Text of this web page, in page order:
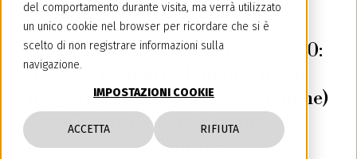
del comportamento durante visita, ma verrà utilizzato
un unico cookie nel browser per ricordare che si è
scelto di non registrare informazioni sulla
navigazione.
IMPOSTAZIONI COOKIE
ACCETTA RIFIUTA
28 maggio 2020
Corte di Cassazione, n. 8433/2020:
il progetto di arredamento di un
negozio può essere tutelato (anche)
come opera dell’architettura in
base al diritto d’autore